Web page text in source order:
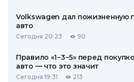
Volkswagen дал пожизненную
авто
Сегодня 20:23 90
Правило «1−3−5» перед
авто — что это значит
Сегодня 19:31 213